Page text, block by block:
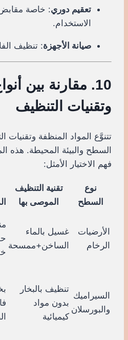
تعقيم دوري: خاصة مقابض
الاستخدام.
صيانة الأجهزة: تنظيف
10. مقارنة بين
وتقنيات التنظيف
تتنوَّع المواد المنظفة
السطح والبيئة المحيطة. هذه
فهم الاختيار الأمثل:
نوع
السطح
تقنية التنظيف
الموصى بها
الأرضيات
الرخام
غسيل بالماء
الساخن+ممسحة
السيراميك
والبورسلان
تنظيف بالبخار
بدون مواد
كيميائية